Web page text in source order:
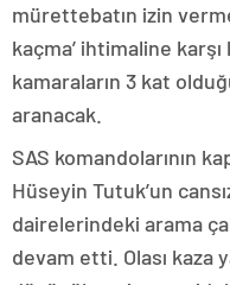
mürettebatın izin
kaçma’ ihtimaline
kamaraların 3 kat
aranacak.
SAS komandolarının
Hüseyin Tutuk’un
dairelerindeki arama
devam etti. Olası kaza